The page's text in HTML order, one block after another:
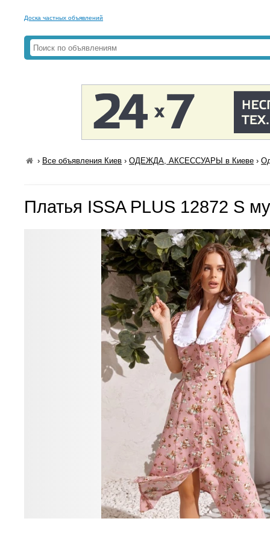
Доска частных объявлений
› Все объявления Киев ›ОДЕЖДА, АКСЕССУАРЫ в Киеве ›
Платья ISSA PLUS 12872 S